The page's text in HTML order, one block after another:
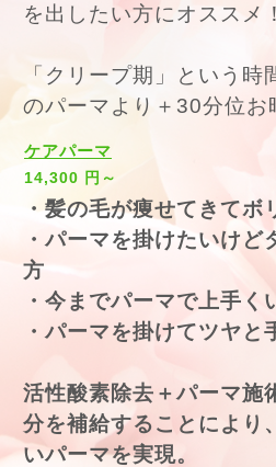
を出したい方にオススメ！
「クリープ期」という時
のパーマより＋30分位お
ケアパーマ
14,300 円～
・髪の毛が痩せてきてボ
・パーマを掛けたいけど
方
・今までパーマで上手く
・パーマを掛けてツヤと
活性酸素除去＋パーマ施
分を補給することにより
いパーマを実現。